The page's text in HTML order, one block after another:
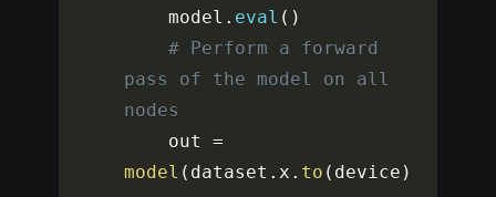
    model
. eval ( )
# Perform a forward
pass of the model on all
nodes
    out
=
model ( dataset . x . to ( device )